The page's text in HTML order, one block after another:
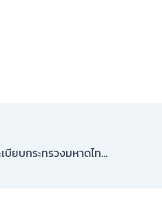
ความรู้เกี่ยวกับการประชุมสภาท้องถิ่น ภายใต้ระเบียบกระทรวงมหาดไทยว่าด้วยข้อบังคับการประชุมสภาท้องถิ่น พ.ศ. ๒๕๔๗ แก้ไขเพิ่มเติมถึง (ฉบับที่ ๓) พ.ศ. ๒๕๖๕ กรณีศึกษาและการป้องกันแก้ปัญหาการทุจริตหรือกระทำผิดต่อตำแหน่งหน้าที่จากการถูกร้องเรียนต่อคณะกรรมการป้องกันและปราบปรามการทุจริตแห่งชาติ ที่ส่งผลให้พ้นจากตำแหน่ง สำหรับผู้ดำรงตำแหน่งทางการเมืองท้องถิ่น และข้าราชการส่วนท้องถิ่น